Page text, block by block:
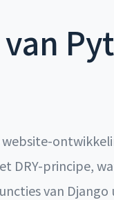
DRY-principe,
van Django